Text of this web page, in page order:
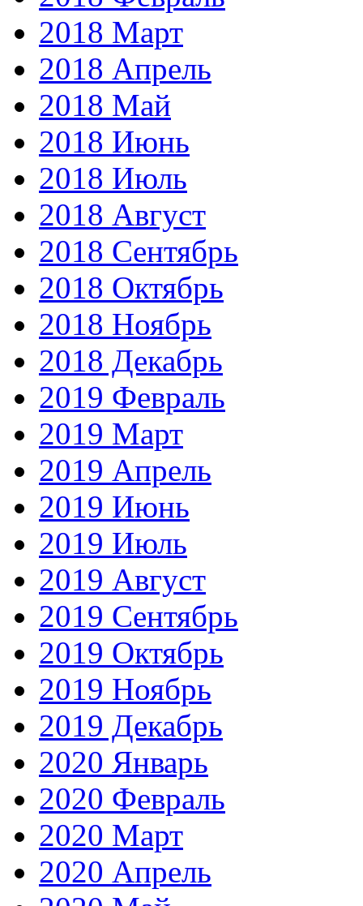
2018 Март
2018 Апрель
2018 Май
2018 Июнь
2018 Июль
2018 Август
2018 Сентябрь
2018 Октябрь
2018 Ноябрь
2018 Декабрь
2019 Февраль
2019 Март
2019 Апрель
2019 Июнь
2019 Июль
2019 Август
2019 Сентябрь
2019 Октябрь
2019 Ноябрь
2019 Декабрь
2020 Январь
2020 Февраль
2020 Март
2020 Апрель